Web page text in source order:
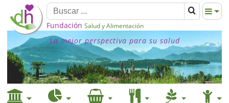
Fundación Salud y Alimentación
La mejor perspectiva para su salud